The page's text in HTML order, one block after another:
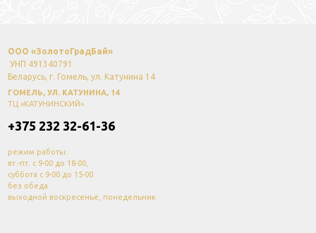
ООО «ЗолотоГрадБай»
УНП 491340791
Беларусь, г. Гомель, ул. Катунина 14
ГОМЕЛЬ, УЛ. КАТУНИНА, 14
ТЦ «КАТУНИНСКИЙ»
+375 232 32-61-36
режим работы:
вт.-пт. с 9-00 до 18-00,
суббота с 9-00 до 15-00
без обеда
выходной воскресенье, понедельник